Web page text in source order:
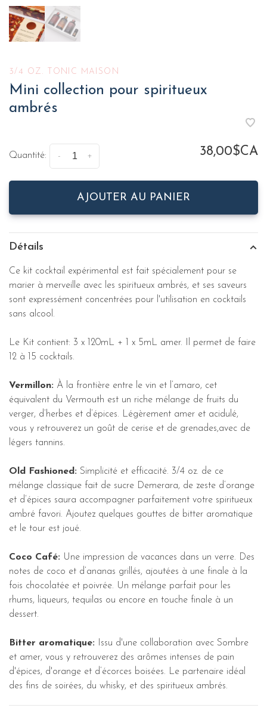
3/4 OZ. TONIC MAISON
Mini collection pour spiritueux
ambrés
Quantité: +
- 38,00$CA
AJOUTER AU PANIER
Détails
Ce kit cocktail expérimental est fait spécialement pour se
marier à merveille avec les spiritueux ambrés, et ses saveurs
sont expressément concentrées pour l'utilisation en cocktails
sans alcool.
Le Kit contient: 3 x 120mL + 1 x 5mL amer. Il permet de faire
12 à 15 cocktails.
Vermillon: À la frontière entre le vin et l’amaro, cet
équivalent du Vermouth est un riche mélange de fruits du
verger, d’herbes et d’épices. Légèrement amer et acidulé,
vous y retrouverez un goût de cerise et de grenades,avec de
légers tannins.
Old Fashioned: Simplicité et efficacité. 3/4 oz. de ce
mélange classique fait de sucre Demerara, de zeste d’orange
et d’épices saura accompagner parfaitement votre spiritueux
ambré favori. Ajoutez quelques gouttes de bitter aromatique
et le tour est joué.
Coco Café: Une impression de vacances dans un verre. Des
notes de coco et d’ananas grillés, ajoutées à une finale à la
fois chocolatée et poivrée. Un mélange parfait pour les
rhums, liqueurs, tequilas ou encore en touche finale à un
dessert.
Bitter aromatique: Issu d'une collaboration avec Sombre
et amer, vous y retrouverez des arômes intenses de pain
d'épices, d'orange et d’écorces boisées. Le partenaire idéal
des fins de soirées, du whisky, et des spiritueux ambrés.